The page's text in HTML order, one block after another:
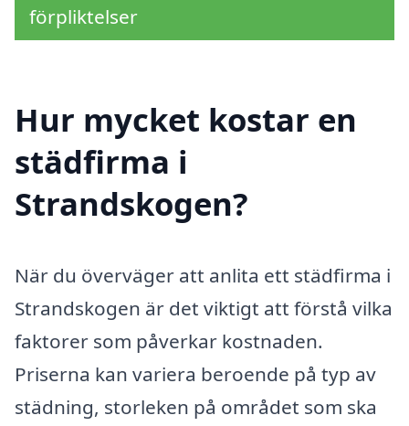
förpliktelser
Hur mycket kostar en
städfirma i
Strandskogen?
När du överväger att anlita ett städfirma i
Strandskogen är det viktigt att förstå vilka
faktorer som påverkar kostnaden.
Priserna kan variera beroende på typ av
städning, storleken på området som ska